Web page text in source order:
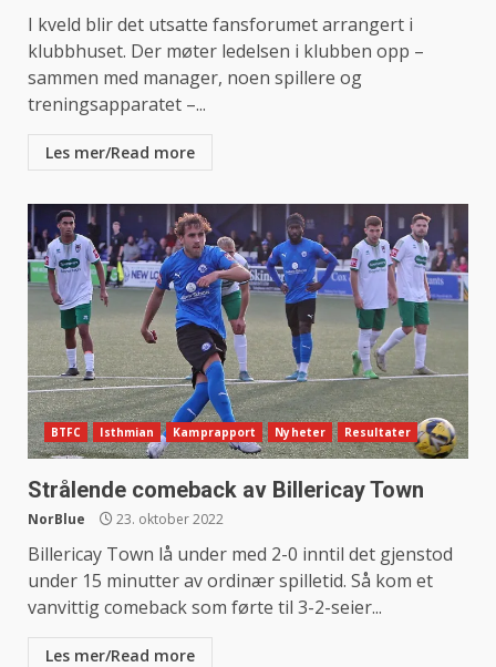
I kveld blir det utsatte fansforumet arrangert i
klubbhuset. Der møter ledelsen i klubben opp –
sammen med manager, noen spillere og
treningsapparatet –...
Les mer/Read more
BTFC Isthmian Kamprapport Nyheter Resultater
Strålende comeback av Billericay Town
NorBlue 23. oktober 2022
Billericay Town lå under med 2-0 inntil det gjenstod
under 15 minutter av ordinær spilletid. Så kom et
vanvittig comeback som førte til 3-2-seier...
Les mer/Read more